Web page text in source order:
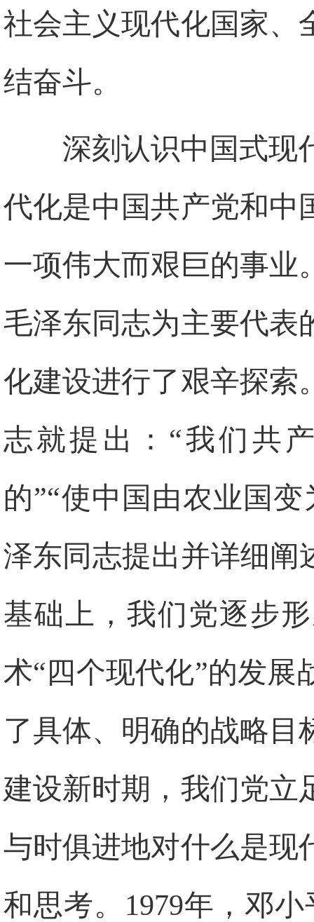
社会主义现代化国家、
结奋斗。
深刻认识中国式现
代化是中国共产党和中
一项伟大而艰巨的事业
毛泽东同志为主要代表
化建设进行了艰辛探索
志就提出：“我们共
的”“使中国由农业国
泽东同志提出并详细阐
基础上，我们党逐步
术“四个现代化”的发展
了具体、明确的战略目
建设新时期，我们党立
与时俱进地对什么是现
和思考。1979年，邓